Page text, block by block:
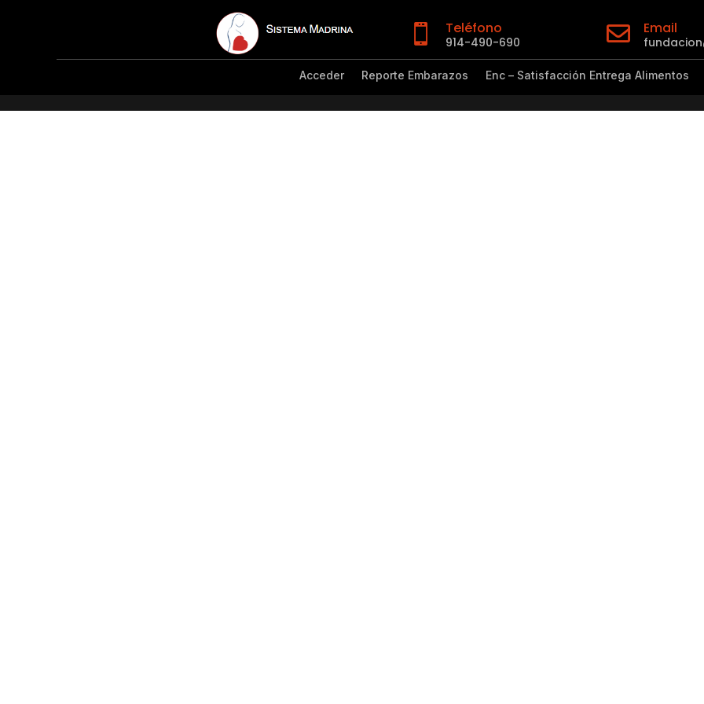
 Teléfono
914-490-690  Email
Acceder Reporte Embarazos Enc – Satisfacción Entrega Alimentos